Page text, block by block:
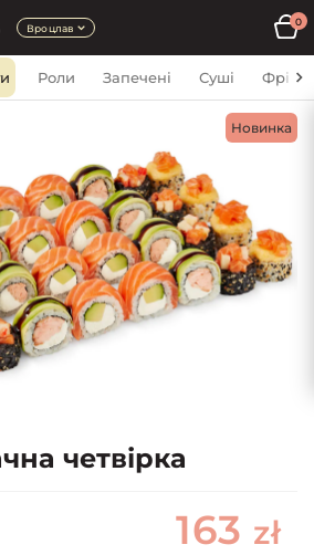
Вроцлав
0
Роли Запечені Суші Фрі
Новинка
четвірка
163 zł